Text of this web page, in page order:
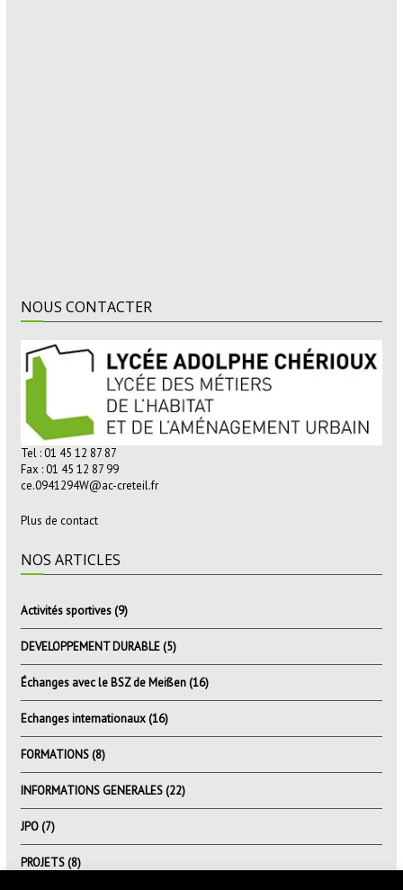
NOUS CONTACTER
Tel : 01 45 12 87 87
Fax : 01 45 12 87 99
ce.0941294W@ac-creteil.fr
Plus de contact
NOS ARTICLES
Activités sportives(9)
DEVELOPPEMENT DURABLE(5)
Échanges avec le BSZ de Meißen(16)
Echanges internationaux(16)
FORMATIONS(8)
INFORMATIONS GENERALES(22)
JPO(7)
PROJETS(8)